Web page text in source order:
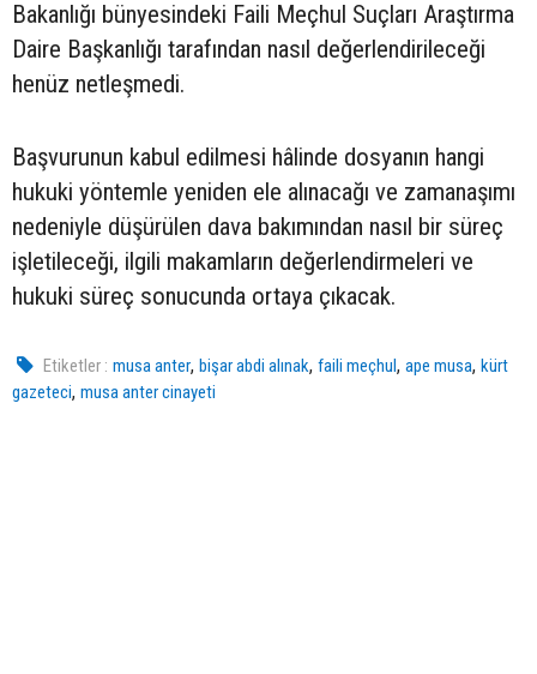
Bakanlığı bünyesindeki Faili Meçhul Suçları Araştırma
Daire Başkanlığı tarafından nasıl değerlendirileceği
henüz netleşmedi.
Başvurunun kabul edilmesi hâlinde dosyanın hangi
hukuki yöntemle yeniden ele alınacağı ve zamanaşımı
nedeniyle düşürülen dava bakımından nasıl bir süreç
işletileceği, ilgili makamların değerlendirmeleri ve
hukuki süreç sonucunda ortaya çıkacak.
Etiketler : musa anter,bişar abdi alınak,faili meçhul,ape musa,kürt
gazeteci, musa anter cinayeti